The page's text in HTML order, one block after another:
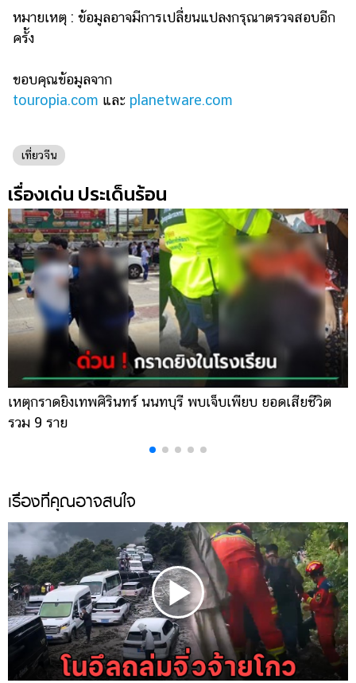
หมายเหตุ : ข้อมูลอาจมีการเปลี่ยนแปลงกรุณาตรวจสอบอีก
ครั้ง
ขอบคุณข้อมูลจาก
touropia.com และ planetware.com
เที่ยวจีน
เรื่องเด่น ประเด็นร้อน
เหตุกราดยิงเทพศิรินทร์ นนทบุรี พบเจ็บเพียบ ยอดเสียชีวิต
รวม 9 ราย
เรื่องที่คุณอาจสนใจ